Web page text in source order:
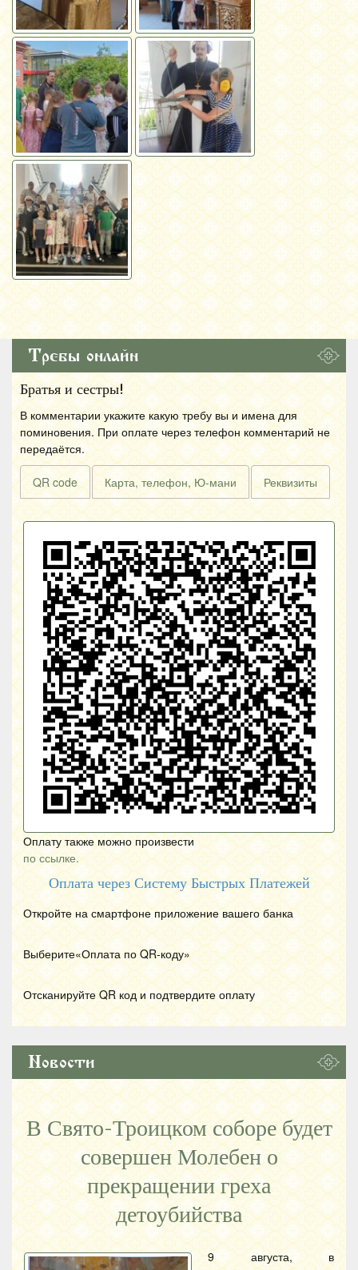
Требы онлайн
Братья и сестры!
В комментарии укажите какую требу вы и имена для
поминовения. При оплате через телефон комментарий не
передаётся.
QR code Карта, телефон, Ю-мани Реквизиты
Оплату также можно произвести
по ссылке.
Оплата через Систему Быстрых Платежей
Откройте на смартфоне приложение вашего банка
Выберите«Оплата по QR-коду»
Отсканируйте QR код и подтвердите оплату
Новости
В Свято-Троицком соборе будет
совершен Молебен о
прекращении греха
детоубийства
9 августа, в